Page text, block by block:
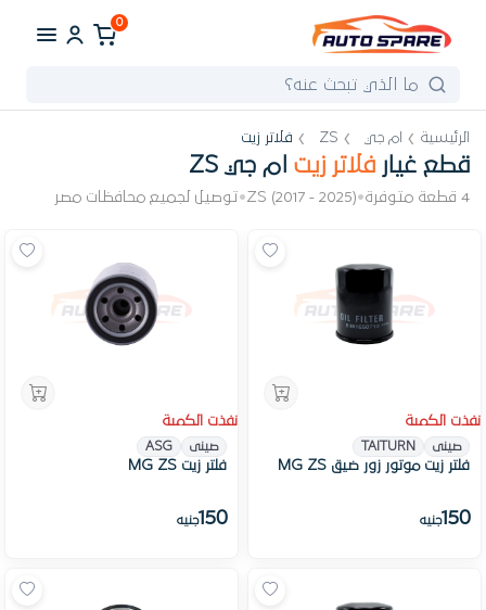
0
الرئيسية ام جي ZS فلاتر زيت
قطع غيار فلاتر زيت ام جي ZS
4 قطعة متوفرة •
ZS (2017 - 2025)
•توصيل لجميع محافظات مصر
نفذت الكمية
صينى TAITURN
فلتر زيت موتور زور ضيق MG ZS
150جنيه
نفذت الكمية
صينى ASG
فلتر زيت MG ZS
150جنيه